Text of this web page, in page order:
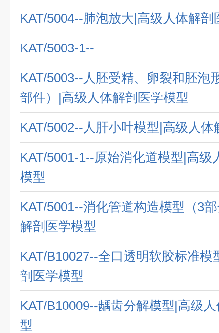
KAT/5004--肺泡放大|高级人体解剖
KAT/5003-1--
KAT/5003--人胚受精、卵裂和胚泡
部件）|高级人体解剖医学模型
KAT/5002--人肝小叶模型|高级人体
KAT/5001-1--原始消化道模型|高级
模型
KAT/5001--消化管道构造模型（3
解剖医学模型
KAT/B10027--全口透明软胶标准模
剖医学模型
KAT/B10009--龋齿分解模型|高级
型